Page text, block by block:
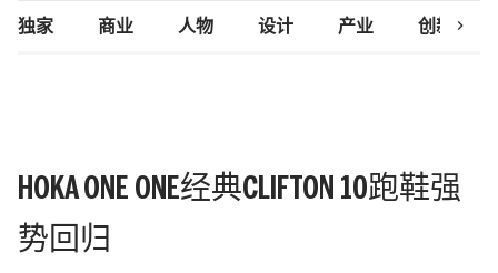
独家 商业 人物 设计 产业 创新研究
chevron_right
HOKA ONE ONE经典CLIFTON 10跑鞋强
势回归